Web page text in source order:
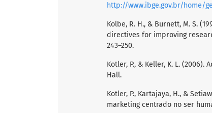
http://www.ibge.gov.br/home/
Kolbe, R. H., & Burnett, M. S.
directives for improving
243–250.
Kotler, P., & Keller, K. L.
Hall.
Kotler, P., Kartajaya, H., &
marketing centrado no ser